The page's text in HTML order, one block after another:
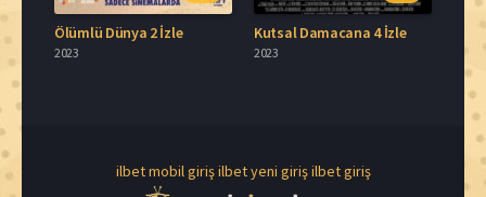
Ölümlü Dünya 2 İzle
2023
Kutsal Damacana 4 İzle
2023
ilbet mobil girişilbet yeni girişilbet giriş